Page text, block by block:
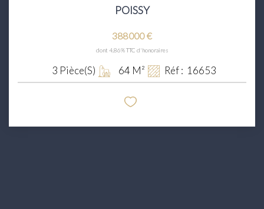
POISSY
388 000 €
dont 4,86% TTC d'honoraires
3 Pièce(s) 64 M² Réf : 16653